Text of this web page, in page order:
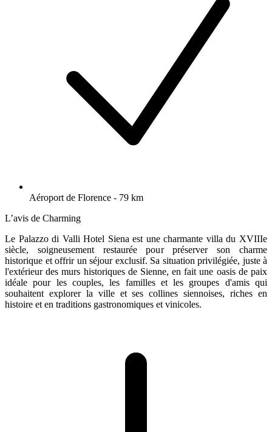
Aéroport de Florence - 79 km
L’avis de Charming
Le Palazzo di Valli Hotel Siena est une charmante villa du XVIIIe
siècle, soigneusement restaurée pour préserver son charme
historique et offrir un séjour exclusif. Sa situation privilégiée, juste à
l'extérieur des murs historiques de Sienne, en fait une oasis de paix
idéale pour les couples, les familles et les groupes d'amis qui
souhaitent explorer la ville et ses collines siennoises, riches en
histoire et en traditions gastronomiques et vinicoles.